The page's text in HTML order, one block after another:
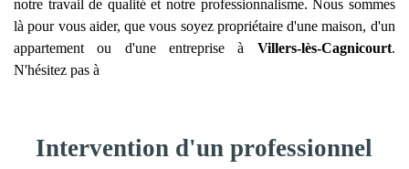
notre travail de qualité et notre professionnalisme. Nous sommes
là pour vous aider, que vous soyez propriétaire d'une maison, d'un
appartement ou d'une entreprise à Villers-lès-Cagnicourt.
N'hésitez pas à
Intervention d'un professionnel